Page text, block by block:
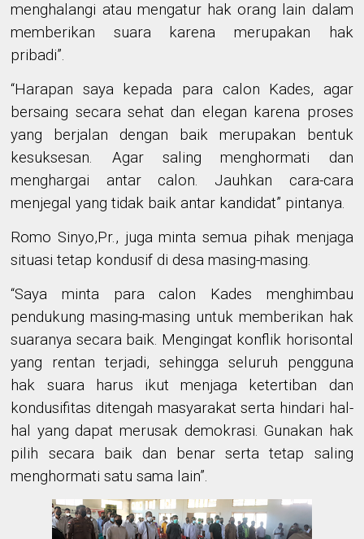
menghalangi atau mengatur hak orang lain dalam
memberikan suara karena merupakan hak
pribadi”.
“Harapan saya kepada para calon Kades, agar
bersaing secara sehat dan elegan karena proses
yang berjalan dengan baik merupakan bentuk
kesuksesan. Agar saling menghormati dan
menghargai antar calon. Jauhkan cara-cara
menjegal yang tidak baik antar kandidat” pintanya.
Romo Sinyo,Pr., juga minta semua pihak menjaga
situasi tetap kondusif di desa masing-masing.
“Saya minta para calon Kades menghimbau
pendukung masing-masing untuk memberikan hak
suaranya secara baik. Mengingat konflik horisontal
yang rentan terjadi, sehingga seluruh pengguna
hak suara harus ikut menjaga ketertiban dan
kondusifitas ditengah masyarakat serta hindari hal-
hal yang dapat merusak demokrasi. Gunakan hak
pilih secara baik dan benar serta tetap saling
menghormati satu sama lain”.